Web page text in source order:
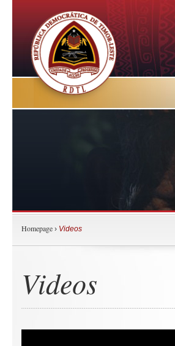
Homepage › Videos
Videos